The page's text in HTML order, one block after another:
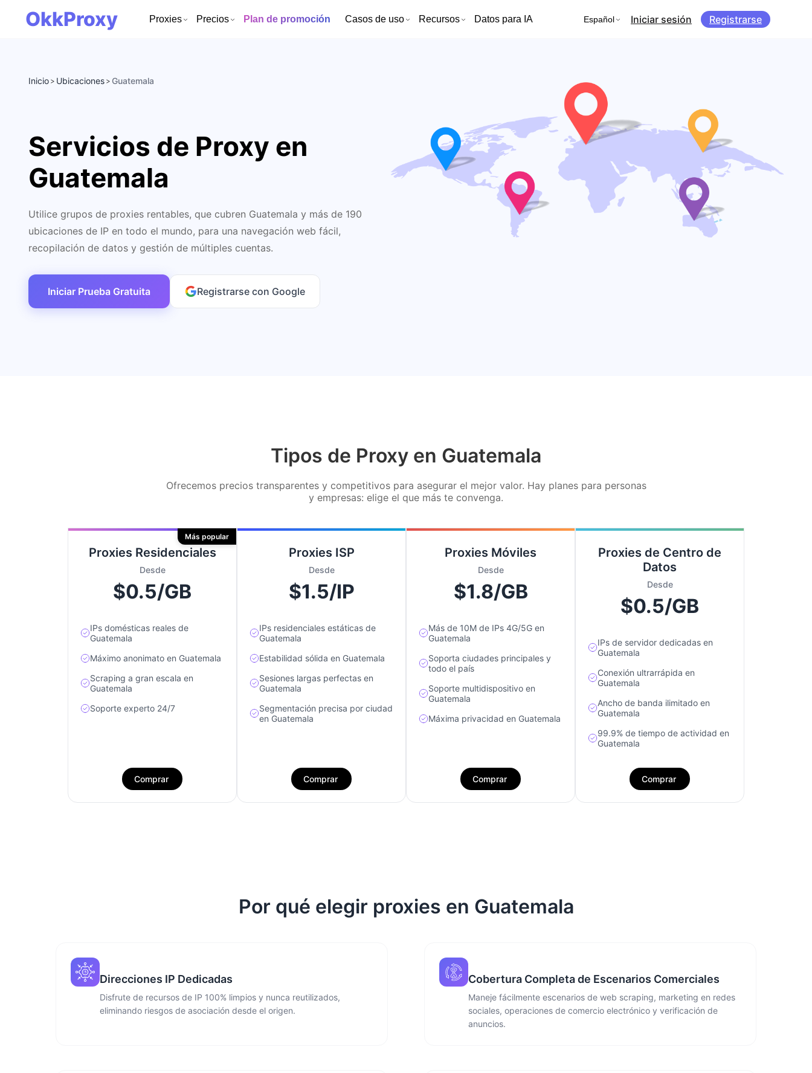
OkkProxy Proxies Precios Plan de promoción Casos de uso Recursos Datos para IA Español Iniciar sesión Registrarse
Inicio > Ubicaciones > Guatemala
Servicios de Proxy en
Guatemala
Utilice grupos de proxies rentables, que cubren Guatemala y más de 190
ubicaciones de IP en todo el mundo, para una navegación web fácil,
recopilación de datos y gestión de múltiples cuentas.
Iniciar Prueba Gratuita Registrarse con Google
Tipos de Proxy en Guatemala
Ofrecemos precios transparentes y competitivos para asegurar el mejor valor. Hay planes para personas
y empresas: elige el que más te convenga.
Proxies Residenciales
Desde
$0.5/GB
IPs domésticas reales de
Guatemala
Máximo anonimato en Guatemala
Scraping a gran escala en
Guatemala
Soporte experto 24/7
Más popular
Comprar
Proxies ISP
Desde
$1.5/IP
IPs residenciales estáticas de
Guatemala
Estabilidad sólida en Guatemala
Sesiones largas perfectas en
Guatemala
Segmentación precisa por ciudad
en Guatemala
Comprar
Proxies Móviles
Desde
$1.8/GB
Más de 10M de IPs 4G/5G en
Guatemala
Soporta ciudades principales y
todo el país
Soporte multidispositivo en
Guatemala
Máxima privacidad en Guatemala
Comprar
Proxies de Centro de
Datos
Desde
$0.5/GB
IPs de servidor dedicadas en
Guatemala
Conexión ultrarrápida en
Guatemala
Ancho de banda ilimitado en
Guatemala
99.9% de tiempo de actividad en
Guatemala
Comprar
Por qué elegir proxies en Guatemala
Direcciones IP Dedicadas
Disfrute de recursos de IP 100% limpios y nunca reutilizados,
eliminando riesgos de asociación desde el origen.
Cobertura Completa de Escenarios Comerciales
Maneje fácilmente escenarios de web scraping, marketing en redes
sociales, operaciones de comercio electrónico y verificación de
anuncios.